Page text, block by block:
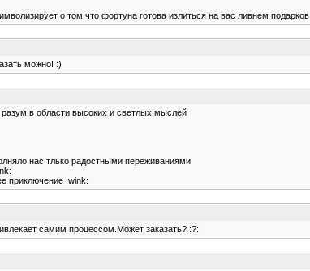
о том что фортуна готова излиться на вас ливнем подарков
можно! :)
в области высоких и светлых мыслей
нас тлько радостными переживаниями
приключение :wink:
самим процессом.Может заказать? :?: